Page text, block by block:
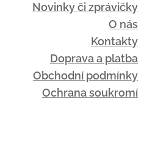
Novinky či zprávičky
O nás
Kontakty
Doprava a platba
Obchodní podmínky
Ochrana soukromí